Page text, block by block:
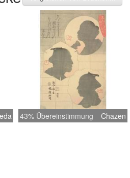
43% Übereinstimmung Chazen